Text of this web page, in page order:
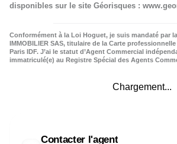
disponibles sur le site Géorisques :
Conformément à la Loi Hoguet, je suis mandaté par
IMMOBILIER SAS, titulaire de la Carte professionnelle
Paris IDF. J’ai le statut d’Agent Commercial
immatriculé(e) au Registre Spécial des Agents
Chargement...
Contacter l'agent